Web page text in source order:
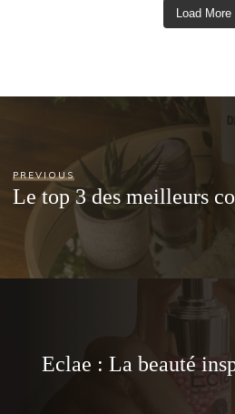
Load More
PREVIOUS
Le top 3 des meilleurs
Eclae : La beauté